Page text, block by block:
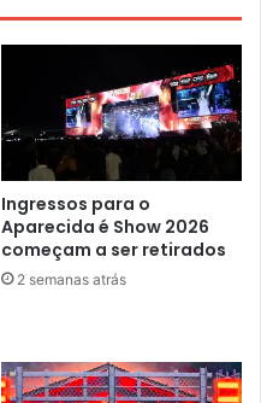
Ingressos para o
Aparecida é Show 2026
começam a ser retirados
2 semanas atrás